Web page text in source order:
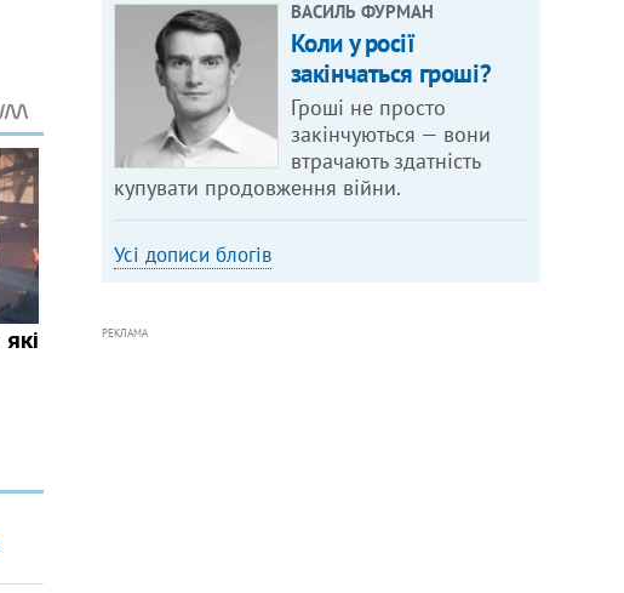
ВАСИЛЬ ФУРМАН
Коли у росії
закінчаться гроші?
Гроші не просто
закінчуються — вони
втрачають здатність
купувати продовження війни.
Усі дописи блогів
РЕКЛАМА